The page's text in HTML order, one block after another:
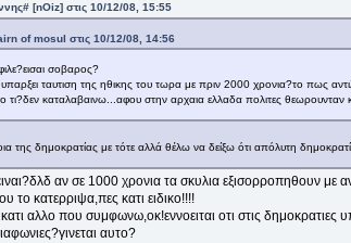
[nOiz] στις 10/12/08, 15:55
of mosul στις 10/12/08, 14:56
σοβαρος?
υπαρξει ταυτιση της ηθικης του τωρα με πριν 2000 χρονια?το πως
τι?δεν καταλαβαινω...αφου στην αρχαια ελλαδα πολιτες
της δημοκρατίας με τότε αλλά θέλω να δείξω ότι απόλυτη
αν σε 1000 χρονια τα σκυλια εξισορροπηθουν
το κατερριψα,πες κατι ειδικο!!!!
αλλο που συμφωνω,οκ!εννοειται οτι στις δημοκρατιες
αυτο?